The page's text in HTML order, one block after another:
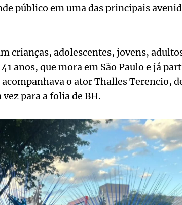
público em uma das principais
crianças, adolescentes, jovens,
anos, que mora em São Paulo e já
o ator Thalles Terencio,
para a folia de BH.